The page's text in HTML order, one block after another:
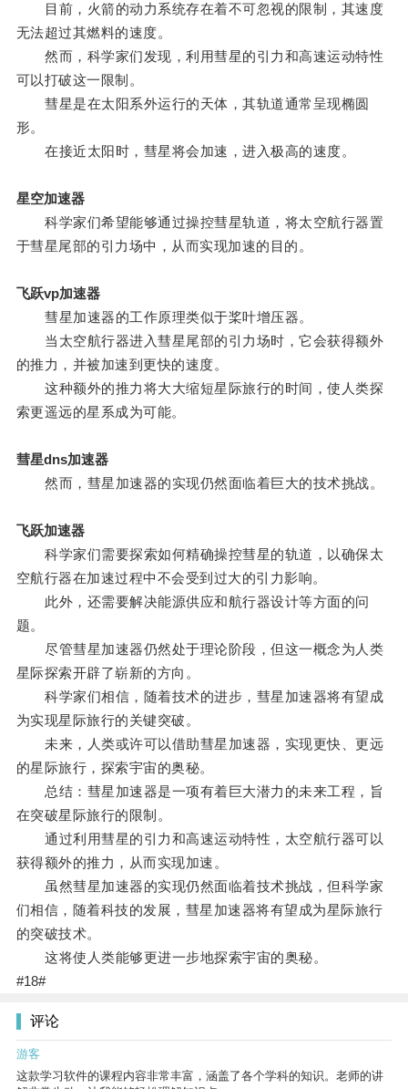
目前，火箭的动力系统存在着不可忽视的限制，其速度
无法超过其燃料的速度。
然而，科学家们发现，利用彗星的引力和高速运动特性
可以打破这一限制。
彗星是在太阳系外运行的天体，其轨道通常呈现椭圆
形。
在接近太阳时，彗星将会加速，进入极高的速度。
星空加速器
科学家们希望能够通过操控彗星轨道，将太空航行器置
于彗星尾部的引力场中，从而实现加速的目的。
飞跃vp加速器
彗星加速器的工作原理类似于桨叶增压器。
当太空航行器进入彗星尾部的引力场时，它会获得额外
的推力，并被加速到更快的速度。
这种额外的推力将大大缩短星际旅行的时间，使人类探
索更遥远的星系成为可能。
彗星dns加速器
然而，彗星加速器的实现仍然面临着巨大的技术挑战。
飞跃加速器
科学家们需要探索如何精确操控彗星的轨道，以确保太
空航行器在加速过程中不会受到过大的引力影响。
此外，还需要解决能源供应和航行器设计等方面的问
题。
尽管彗星加速器仍然处于理论阶段，但这一概念为人类
星际探索开辟了崭新的方向。
科学家们相信，随着技术的进步，彗星加速器将有望成
为实现星际旅行的关键突破。
未来，人类或许可以借助彗星加速器，实现更快、更远
的星际旅行，探索宇宙的奥秘。
总结：彗星加速器是一项有着巨大潜力的未来工程，旨
在突破星际旅行的限制。
通过利用彗星的引力和高速运动特性，太空航行器可以
获得额外的推力，从而实现加速。
虽然彗星加速器的实现仍然面临着技术挑战，但科学家
们相信，随着科技的发展，彗星加速器将有望成为星际旅行
的突破技术。
这将使人类能够更进一步地探索宇宙的奥秘。
#18#
评论
游客
这款学习软件的课程内容非常丰富，涵盖了各个学科的知识。老师的讲